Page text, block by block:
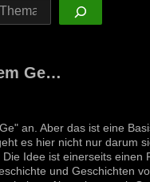
Ge…
an. Aber das ist eine
es hier nicht nur darum
Idee ist einerseits einen
und Geschichten